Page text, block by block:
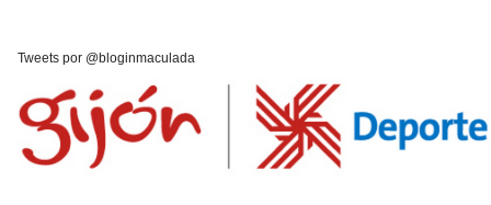
Tweets por @bloginmaculada